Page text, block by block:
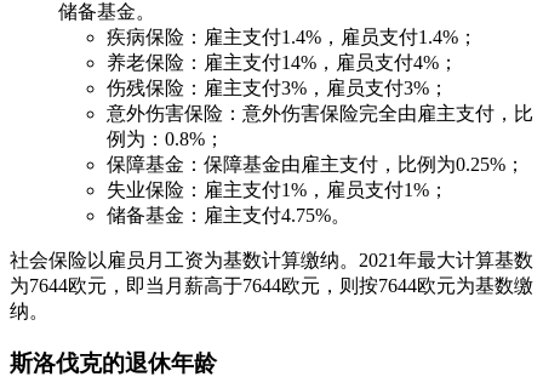
储备基金。
疾病保险：雇主支付1.4%，雇员支付1.4%；
养老保险：雇主支付14%，雇员支付4%；
伤残保险：雇主支付3%，雇员支付3%；
意外伤害保险：意外伤害保险完全由雇主支付，比
例为：0.8%；
保障基金：保障基金由雇主支付，比例为0.25%；
失业保险：雇主支付1%，雇员支付1%；
储备基金：雇主支付4.75%。
社会保险以雇员月工资为基数计算缴纳。2021年最大计算基数
为7644欧元，即当月薪高于7644欧元，则按7644欧元为基数缴
纳。
斯洛伐克的退休年龄